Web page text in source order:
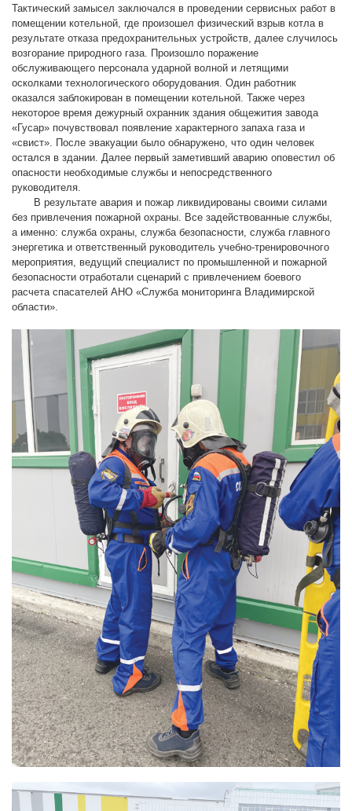
Тактический замысел заключался в проведении сервисных работ в
помещении котельной, где произошел физический взрыв котла в
результате отказа предохранительных устройств, далее случилось
возгорание природного газа. Произошло поражение
обслуживающего персонала ударной волной и летящими
осколками технологического оборудования. Один работник
оказался заблокирован в помещении котельной. Также через
некоторое время дежурный охранник здания общежития завода
«Гусар» почувствовал появление характерного запаха газа и
«свист». После эвакуации было обнаружено, что один человек
остался в здании. Далее первый заметивший аварию оповестил об
опасности необходимые службы и непосредственного
руководителя.
В результате авария и пожар ликвидированы своими силами
без привлечения пожарной охраны. Все задействованные службы,
а именно: служба охраны, служба безопасности, служба главного
энергетика и ответственный руководитель учебно-тренировочного
мероприятия, ведущий специалист по промышленной и пожарной
безопасности отработали сценарий с привлечением боевого
расчета спасателей АНО «Служба мониторинга Владимирской
области».